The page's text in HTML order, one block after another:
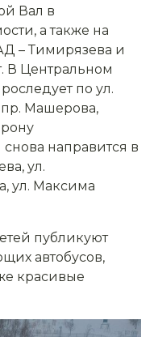
Вал в
а также на
– Тимирязева и
В Центральном
по ул.
Машерова,
снова направится в
ул.
ул. Максима
публикуют
автобусов,
красивые